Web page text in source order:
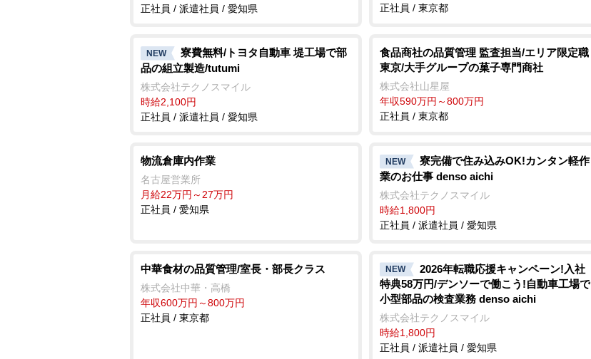
正社員 / 派遣社員 / 愛知県
正社員 / 東京都
NEW
寮費無料/トヨタ自動車 堤工場で部
品の組立製造/tutumi
株式会社テクノスマイル
時給2,100円
正社員 / 派遣社員 / 愛知県
食品商社の品質管理 監査担当/エリア限定職
東京/大手グループの菓子専門商社
株式会社山星屋
年収590万円～800万円
正社員 / 東京都
物流倉庫内作業
名古屋営業所
月給22万円～27万円
正社員 / 愛知県
NEW
寮完備で住み込みOK!カンタン軽作
業のお仕事 denso aichi
株式会社テクノスマイル
時給1,800円
正社員 / 派遣社員 / 愛知県
中華食材の品質管理/室長・部長クラス
株式会社中華・高橋
年収600万円～800万円
正社員 / 東京都
NEW
2026年転職応援キャンペーン!入社
特典58万円/デンソーで働こう!自動車工場で
小型部品の検査業務 denso aichi
株式会社テクノスマイル
時給1,800円
正社員 / 派遣社員 / 愛知県